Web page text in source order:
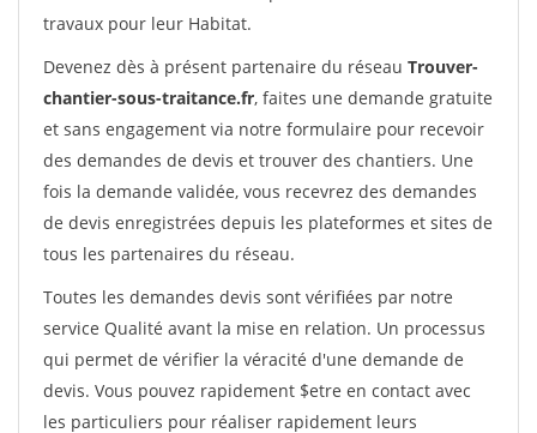
travaux pour leur Habitat.
Devenez dès à présent partenaire du réseau Trouver-
chantier-sous-traitance.fr, faites une demande gratuite
et sans engagement via notre formulaire pour recevoir
des demandes de devis et trouver des chantiers. Une
fois la demande validée, vous recevrez des demandes
de devis enregistrées depuis les plateformes et sites de
tous les partenaires du réseau.
Toutes les demandes devis sont vérifiées par notre
service Qualité avant la mise en relation. Un processus
qui permet de vérifier la véracité d'une demande de
devis. Vous pouvez rapidement $etre en contact avec
les particuliers pour réaliser rapidement leurs